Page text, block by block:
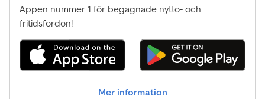
Appen nummer 1 för begagnade nytto- och
fritidsfordon!
Mer information